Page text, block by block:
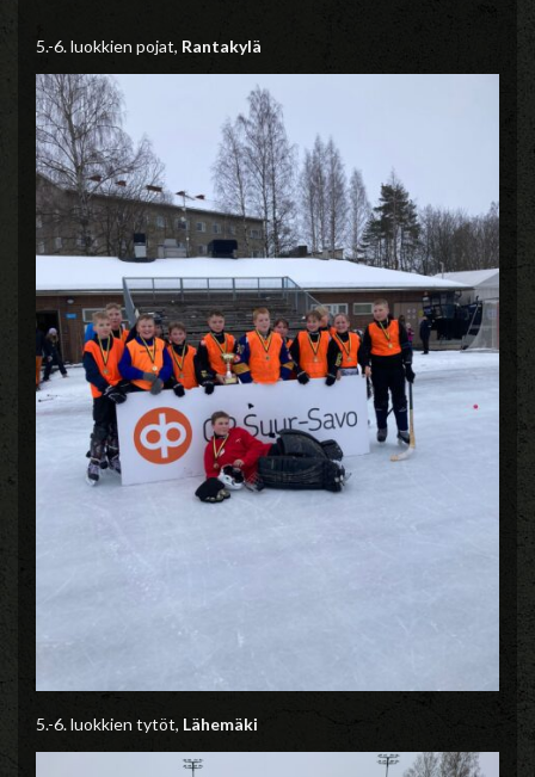
5.-6. luokkien pojat, Rantakylä
5.-6. luokkien tytöt, Lähemäki